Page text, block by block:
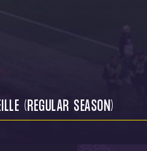
(REGULAR SEASON)